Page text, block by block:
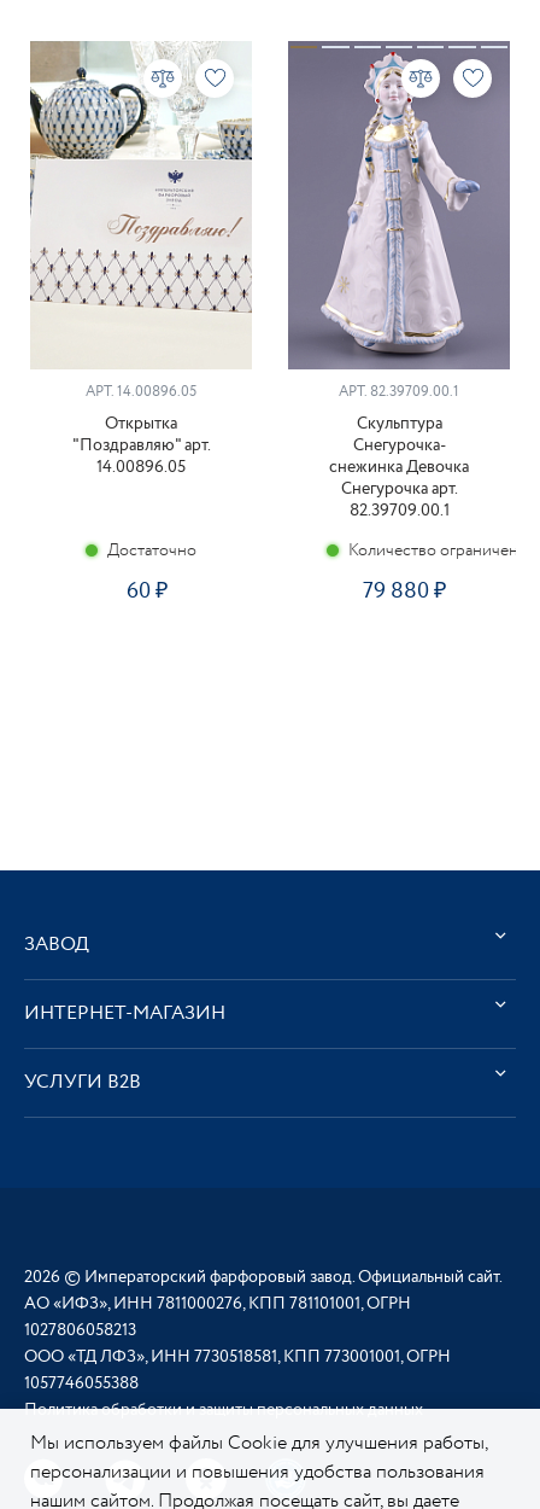
АРТ. 14.00896.05
Открытка
"Поздравляю" арт.
14.00896.05
Достаточно
60
АРТ. 82.39709.00.1
Скульптура
Снегурочка-
снежинка Девочка
Снегурочка арт.
82.39709.00.1
Количество ограничено
79 880
ЗАВОД
ИНТЕРНЕТ-МАГАЗИН
УСЛУГИ В2В
2026 © Императорский фарфоровый завод. Официальный сайт.
АО «ИФЗ», ИНН 7811000276, КПП 781101001, ОГРН
1027806058213
ООО «ТД ЛФЗ», ИНН 7730518581, КПП 773001001, ОГРН
1057746055388
Политика обработки и защиты персональных данных
Мы используем файлы Cookie для улучшения работы,
персонализации и повышения удобства пользования
нашим сайтом. Продолжая посещать сайт, вы даете